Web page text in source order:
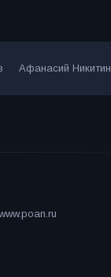
Афанасий Никитин